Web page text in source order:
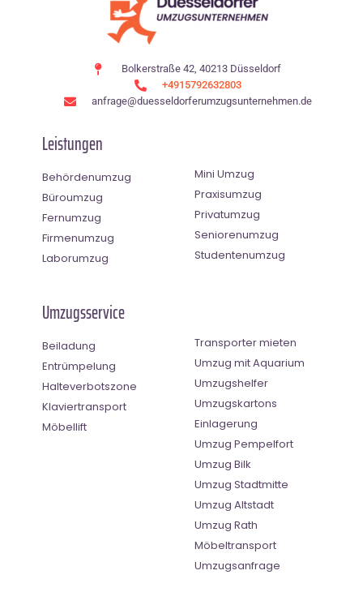
Bolkerstraße 42, 40213 Düsseldorf
+4915792632803
anfrage@duesseldorferumzugsunternehmen.de
Leistungen
Behördenumzug
Büroumzug
Fernumzug
Firmenumzug
Laborumzug
Mini Umzug
Praxisumzug
Privatumzug
Seniorenumzug
Studentenumzug
Umzugsservice
Beiladung
Entrümpelung
Halteverbotszone
Klaviertransport
Möbellift
Transporter mieten
Umzug mit Aquarium
Umzugshelfer
Umzugskartons
Einlagerung
Umzug Pempelfort
Umzug Bilk
Umzug Stadtmitte
Umzug Altstadt
Umzug Rath
Möbeltransport
Umzugsanfrage